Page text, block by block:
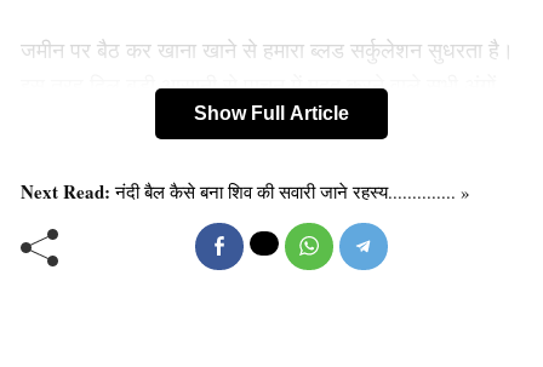
जमीन पर बैठ कर खाना खाने से हमारा ब्लड सर्कुलेशन सुधरता है।
इस तरह दिल बड़ी आसानी से पाचन में मदद करने वाले सभी अंगों
तक खून पहुंचाता है, लेकिन जब आप कुर्सी पर बैठ कर खाना खाते हैं
Old Random Post
जन्मदिन विशेष: सुनकर रह जायेंगे दंग…क्या मुंशी और
Show Full Article
Next Read:नंदी बैल कैसे बना शिव की सवारी जाने रहस्य.............. »